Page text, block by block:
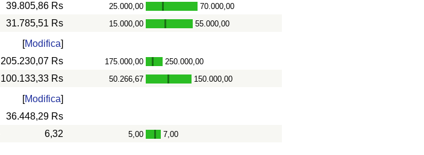
39.805,86 Rs 25.000,00 - 70.000,00
31.785,51 Rs 15.000,00 - 55.000,00
[Modifica]
205.230,07 Rs 175.000,00 - 250.000,00
100.133,33 Rs 50.266,67 - 150.000,00
[Modifica]
36.448,29 Rs
6,32 5,00 - 7,00